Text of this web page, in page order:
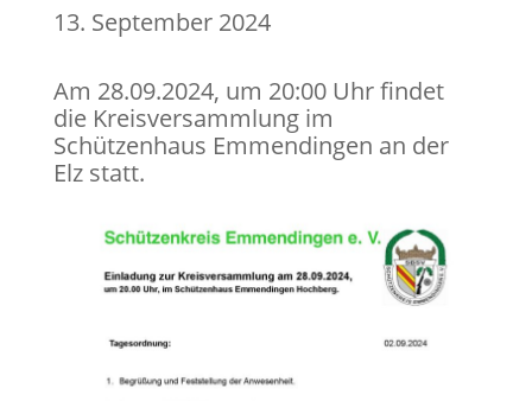
13. September 2024
Am 28.09.2024, um 20:00 Uhr findet
die Kreisversammlung im
Schützenhaus Emmendingen an der
Elz statt.